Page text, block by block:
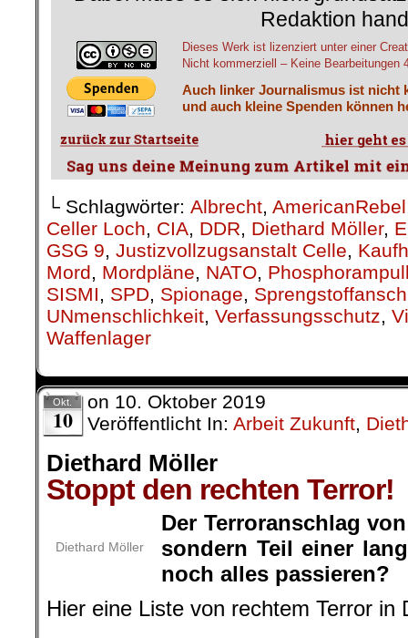
Redaktion
Dieses Werk ist lizenziert unter einer
Nicht kommerziell – Keine Bearbeitungen
Auch linker Journalismus ist nicht
und auch kleine Spenden können
└ Schlagwörter: Albrecht, AmericanRebel
Celler Loch, CIA, DDR, Diethard Möller,
GSG 9, Justizvollzugsanstalt Celle,
Mord, Mordpläne, NATO,
SISMI, SPD, Spionage,
UNmenschlichkeit, Verfassungsschutz,
Waffenlager
Okt.
10
on 10. Oktober 2019
Veröffentlicht In: Arbeit Zukunft,
Diethard Möller
Stoppt den rechten Terror!
Diethard Möller
Der Terroranschlag
sondern Teil einer
noch alles passieren?
Hier eine Liste von rechtem Terror in